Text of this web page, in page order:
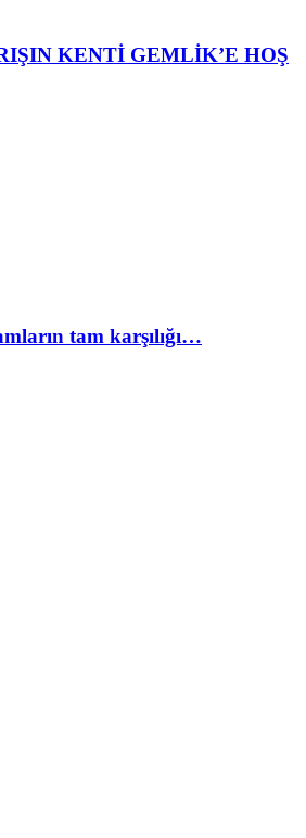
KENTİ GEMLİK’E HOŞ
tam karşılığı…